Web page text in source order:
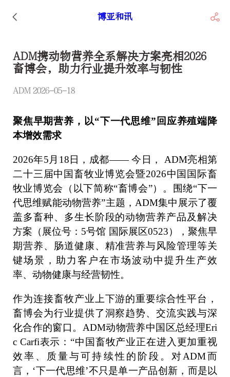
博亚和讯
ADM携动物营养全系解决方案亮相2026
畜博会，助力行业提升效率与韧性
ADM 2026-05-18
聚焦早期营养，以“下一代思维”回应养殖端降
本增效需求
2026年5月18日，成都—— 今日， ADM亮相第
二十三届中国畜牧业博览会暨2026中国国际畜
牧业博览会（以下简称“畜博会”）。围绕“下一
代思维赋能动物营养”主题，ADM集中展示了覆
盖多畜种、多生长阶段的动物营养产品及解决
方案（展位号：5号馆 国际展区0523），聚焦早
期营养、肠道健康、精准营养与风险管理等关
键场景，助力客户在市场波动中提升生产效
率、动物健康与经营韧性。
作为连接畜牧产业上下游的重要综合性平台，
畜博会为行业提供了洞察趋势、交流实践与深
化合作的窗口。ADM动物营养中国区总经理Eri
c Carfi表示：“中国畜牧产业正在进入更加重视
效率、质量与可持续性的阶段。对ADM而
言，‘下一代思维’不只是单一产品创新，而是以